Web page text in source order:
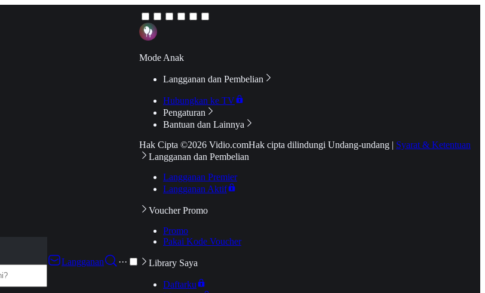
Langganan
···
Mode Anak
Langganan dan Pembelian
Hubungkan ke TV
Pengaturan
Bantuan dan Lainnya
Hak Cipta ©2026 Vidio.comHak cipta dilindungi Undang-undang | Syarat & Ketentuan
Langganan dan Pembelian
Langganan Premier
Langganan Aktif
Voucher Promo
Promo
Pakai Kode Voucher
Library Saya
Daftarku